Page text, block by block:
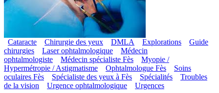
Cataracte Chirurgie des yeux DMLA Explorations
Guide
chirurgies
Laser ophtalmologique
Médecin
ophtalmologiste
Médecin spécialiste Fès
Myopie /
Hypermétropie / Astigmatisme
Ophtalmologue Fès
Soins
oculaires Fès
Spécialiste des yeux à Fès Spécialités
Troubles
de la vision
Urgence ophtalmologique Urgences